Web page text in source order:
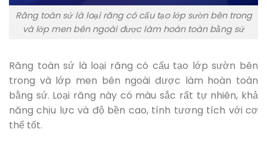
Răng toàn sứ là loại răng có cấu tạo lớp sườn bên trong
và lớp men bên ngoài được làm hoàn toàn bằng sứ
Răng toàn sứ là loại răng có cấu tạo lớp sườn bên
trong và lớp men bên ngoài được làm hoàn toàn
bằng sứ. Loại răng này có màu sắc rất tự nhiên, khả
năng chịu lực và độ bền cao, tính tương tích với cơ
thể tốt.